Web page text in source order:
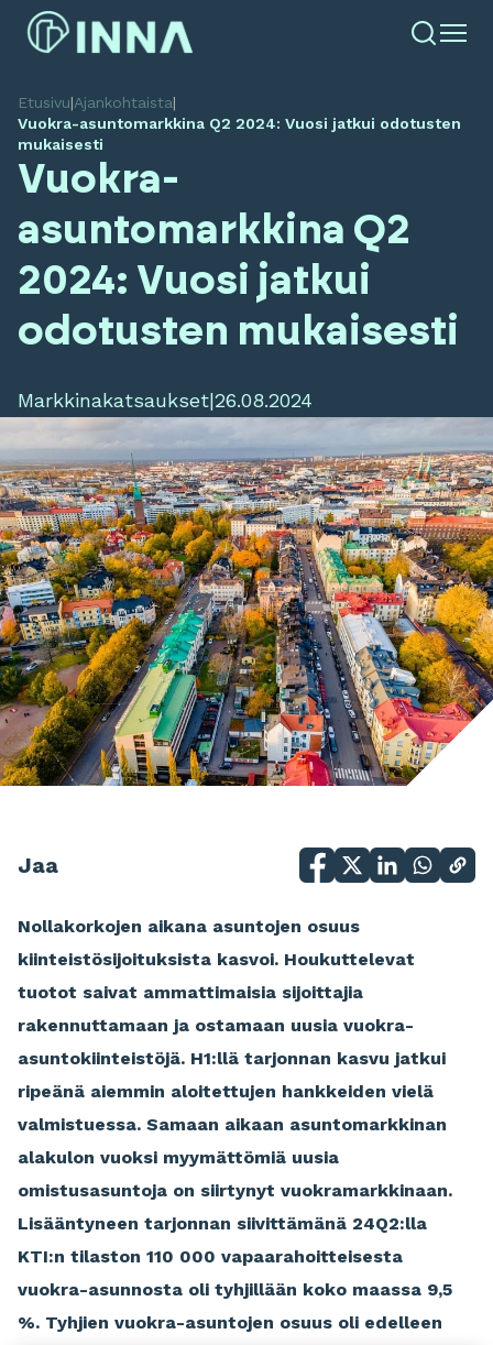
Etusivu|Ajankohtaista|
Vuokra-asuntomarkkina Q2 2024: Vuosi jatkui odotusten
mukaisesti
Vuokra-
asuntomarkkina Q2
2024: Vuosi jatkui
odotusten mukaisesti
Markkinakatsaukset|26.08.2024
Jaa
Nollakorkojen aikana asuntojen osuus
kiinteistösijoituksista kasvoi. Houkuttelevat
tuotot saivat ammattimaisia sijoittajia
rakennuttamaan ja ostamaan uusia vuokra-
asuntokiinteistöjä. H1:llä tarjonnan kasvu jatkui
ripeänä aiemmin aloitettujen hankkeiden vielä
valmistuessa. Samaan aikaan asuntomarkkinan
alakulon vuoksi myymättömiä uusia
omistusasuntoja on siirtynyt vuokramarkkinaan.
Lisääntyneen tarjonnan siivittämänä 24Q2:lla
KTI:n tilaston 110 000 vapaarahoitteisesta
vuokra-asunnosta oli tyhjillään koko maassa 9,5
%. Tyhjien vuokra-asuntojen osuus oli edelleen